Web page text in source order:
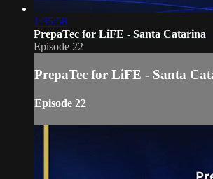
1:35:58
PrepaTec for LiFE - Santa Catarina
Episode 22
PrepaTec for LiFE - Santa
Episode 22